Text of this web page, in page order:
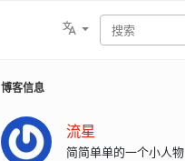
博客信息
流星
简简单单的一个小人物